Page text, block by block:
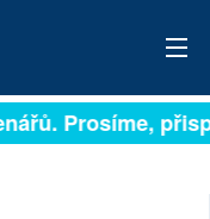
Prosíme,